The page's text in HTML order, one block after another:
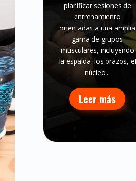
planificar sesiones de
entrenamiento
orientadas a una amplia
gama de grupos
musculares, incluyendo
la espalda, los brazos, el
núcleo...
Leer más